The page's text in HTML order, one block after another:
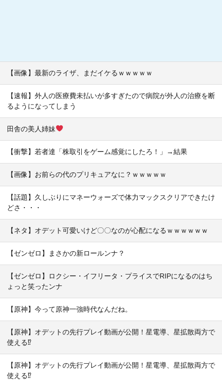
【画像】最新のライザ、まだイケるｗｗｗｗｗ
【速報】外人の医療費未払いが多すぎたので病院が外人の治療を断
るようになってしまう
田舎の美人姉妹
【衝撃】若者達「株取引をゲーム感覚にしたろ！」→結果
【画像】お前らの代のプリキュアなに？ｗｗｗｗｗ
【話題】久しぶりにマネーウォーズで体力マックスクリアできたけ
どさ・・・
【ネタ】オデット可愛いけど〇〇なのが心配になるｗｗｗｗｗｗ
【ゼンゼロ】まさかの新ロールンナ？
【ゼンゼロ】ロクシー・イフリータ・プライスでRIPになるのはち
ょっと笑ったンナ
【原神】今って原神一強時代なんだね。
【原神】オデットの先行プレイ動画が公開！星電導、星拡散両方で
使える⁉
【原神】オデットの先行プレイ動画が公開！星電導、星拡散両方で
使える⁉